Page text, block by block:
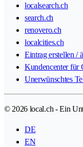
localsearch.ch
search.ch
renovero.ch
localcities.ch
Eintrag erstellen /
Kundencenter für
Unerwünschtes
© 2026 local.ch - Ein
DE
EN